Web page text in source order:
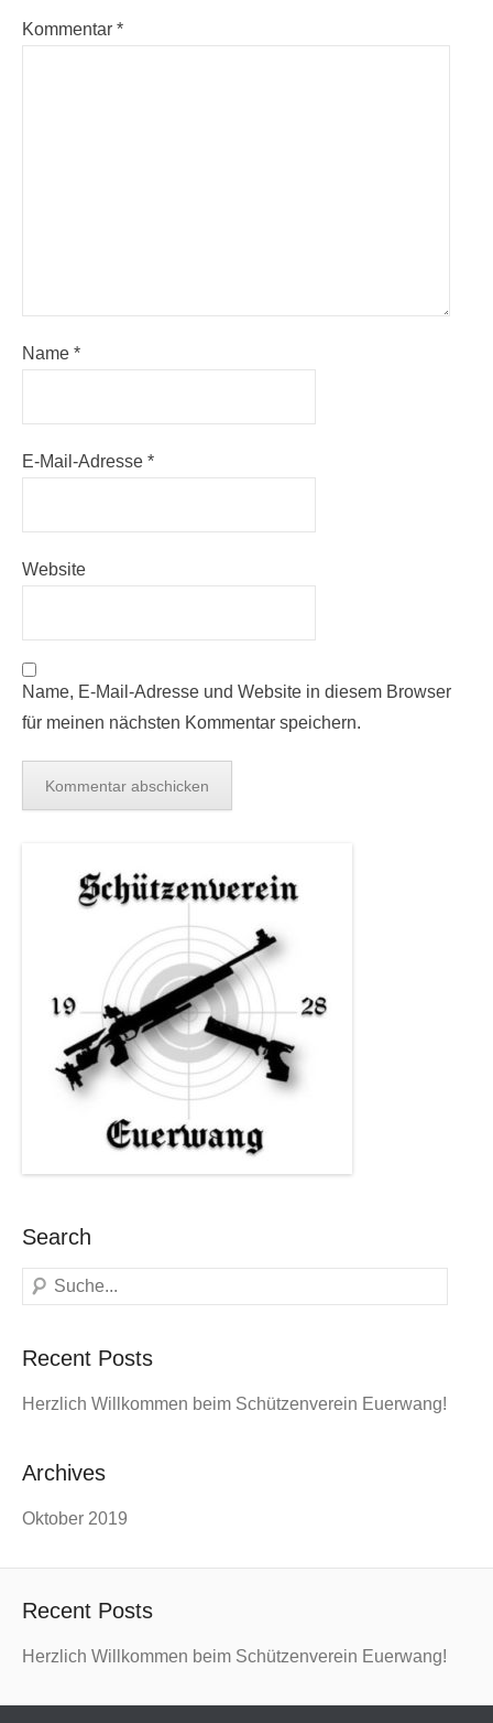
Kommentar *
Name *
E-Mail-Adresse *
Website
Name, E-Mail-Adresse und Website in diesem Browser
für meinen nächsten Kommentar speichern.
Search
Suchen
Recent Posts
Herzlich Willkommen beim Schützenverein Euerwang!
Archives
Oktober 2019
Recent Posts
Herzlich Willkommen beim Schützenverein Euerwang!